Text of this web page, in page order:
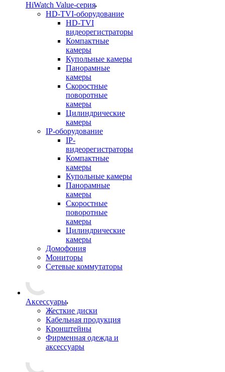
HiWatch Value-серия
HD-TVI-оборудование
HD-TVI
видеорегистраторы
Компактные
камеры
Купольные камеры
Панорамные
камеры
Скоростные
поворотные
камеры
Цилиндрические
камеры
IP-оборудование
IP-
видеорегистраторы
Компактные
камеры
Купольные камеры
Панорамные
камеры
Скоростные
поворотные
камеры
Цилиндрические
камеры
Домофония
Мониторы
Сетевые коммутаторы
Аксессуары
Жесткие диски
Кабельная продукция
Кронштейны
Фирменная одежда и
аксессуары